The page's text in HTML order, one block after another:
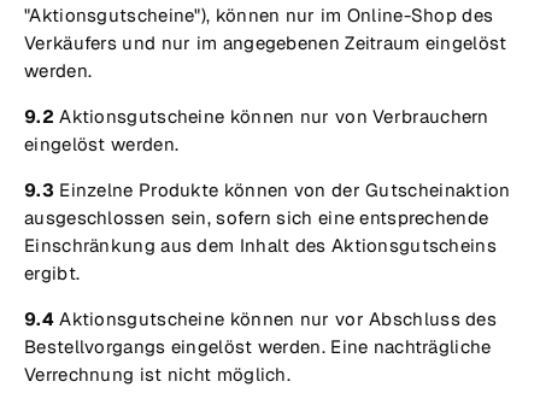
"Aktionsgutscheine"), können nur im Online-Shop des
Verkäufers und nur im angegebenen Zeitraum eingelöst
werden.
9.2 Aktionsgutscheine können nur von Verbrauchern
eingelöst werden.
9.3 Einzelne Produkte können von der Gutscheinaktion
ausgeschlossen sein, sofern sich eine entsprechende
Einschränkung aus dem Inhalt des Aktionsgutscheins
ergibt.
9.4Aktionsgutscheine können nur vor Abschluss des
Bestellvorgangs eingelöst werden. Eine nachträgliche
Verrechnung ist nicht möglich.